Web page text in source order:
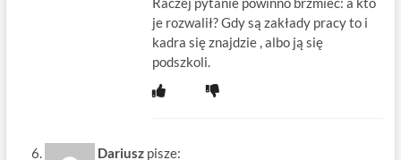
je rozwalił? Gdy są zakłady pracy to i
kadra się znajdzie , albo ją się
podszkoli.
Dariusz pisze: